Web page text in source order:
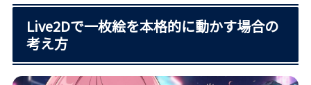
Live2Dで一枚絵を本格的に動かす場合の
考え方